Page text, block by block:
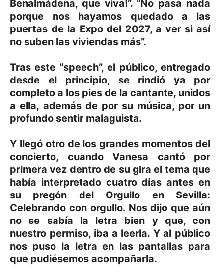
Benalmádena, que viva!”. “No pasa nada
porque nos hayamos quedado a las
puertas de la Expo del 2027, a ver si así
no suben las viviendas más”.
Tras este “speech”, el público, entregado
desde el principio, se rindió ya por
completo a los pies de la cantante, unidos
a ella, además de por su música, por un
profundo sentir malaguista.
Y llegó otro de los grandes momentos del
concierto, cuando Vanesa cantó por
primera vez dentro de su gira el tema que
había interpretado cuatro días antes en
su pregón del Orgullo en Sevilla:
Celebrando con orgullo. Nos dijo que aún
no se sabía la letra bien y que, con
nuestro permiso, iba a leerla. Y al público
nos puso la letra en las pantallas para
que pudiésemos acompañarla.